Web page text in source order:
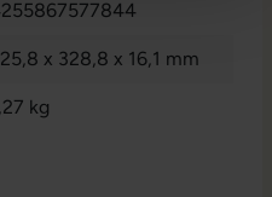
x 328,8 x 16,1 mm
kg